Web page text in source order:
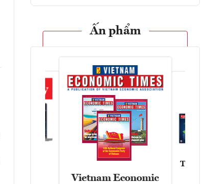
Ấn phẩm
Vietnam Economic
Tạp